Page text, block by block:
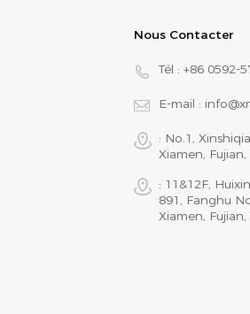
Nous Contacter
Tél : +86 0592-
E-mail :
: No.1,
Xiamen, Fujian,
: 11&12F,
891, Fanghu
Xiamen, Fujian,